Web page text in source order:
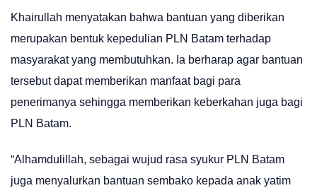
Khairullah menyatakan bahwa bantuan yang diberikan
merupakan bentuk kepedulian PLN Batam terhadap
masyarakat yang membutuhkan. Ia berharap agar bantuan
tersebut dapat memberikan manfaat bagi para
penerimanya sehingga memberikan keberkahan juga bagi
PLN Batam.
“Alhamdulillah, sebagai wujud rasa syukur PLN Batam
juga menyalurkan bantuan sembako kepada anak yatim